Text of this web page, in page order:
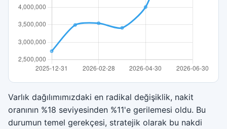
Varlık dağılımımızdaki en radikal değişiklik, nakit
oranının %18 seviyesinden %11'e gerilemesi oldu. Bu
durumun temel gerekçesi, stratejik olarak bu nakdi